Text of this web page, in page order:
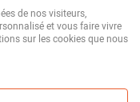
? Un service
Du premier
de nous-
de nos visiteurs,
et vous faire vivre
sur les cookies que nous